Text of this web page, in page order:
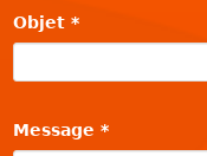
Objet *
Message *